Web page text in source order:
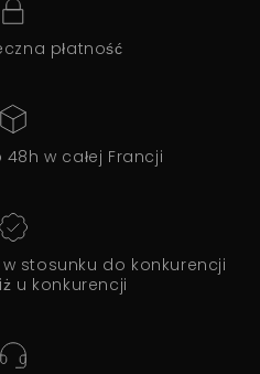
płatność
w całej Francji
stosunku do konkurencji
u konkurencji